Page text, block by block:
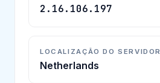
2.16.106.197
LOCALIZAÇÃO DO SERVIDOR
Netherlands